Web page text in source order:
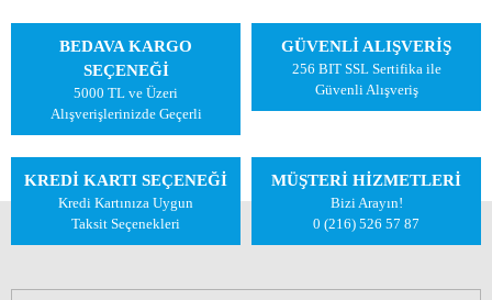
BEDAVA KARGO
SEÇENEĞİ
5000 TL ve Üzeri
Alışverişlerinizde Geçerli
GÜVENLİ ALIŞVERİŞ
256 BIT SSL Sertifika ile
Güvenli Alışveriş
KREDİ KARTI SEÇENEĞİ
Kredi Kartınıza Uygun
Taksit Seçenekleri
MÜŞTERİ HİZMETLERİ
Bizi Arayın!
0 (216) 526 57 87